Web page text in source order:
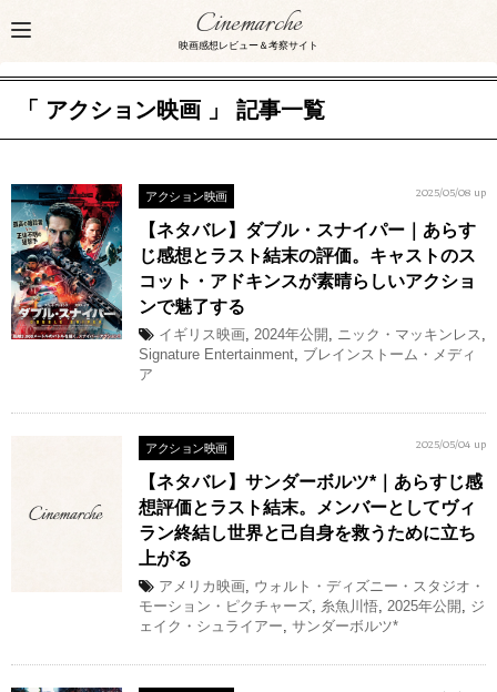
Cinemarche
映画感想レビュー＆考察サイト
「 アクション映画 」 記事一覧
アクション映画 2025/05/08 up
【ネタバレ】ダブル・スナイパー｜あらす
じ感想とラスト結末の評価。キャストのス
コット・アドキンスが素晴らしいアクショ
ンで魅了する
イギリス映画, 2024年公開 , ニック・マッキンレス ,
Signature Entertainment, ブレインストーム・メディ
ア
アクション映画 2025/05/04 up
【ネタバレ】サンダーボルツ*｜あらすじ感
想評価とラスト結末。メンバーとしてヴィ
ラン終結し世界と己自身を救うために立ち
上がる
アメリカ映画, ウォルト・ディズニー・スタジオ・
モーション・ピクチャーズ, 糸魚川悟, 2025年公開 , ジ
ェイク・シュライアー, サンダーボルツ*